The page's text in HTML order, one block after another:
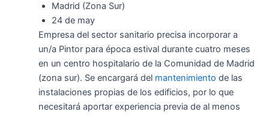
Madrid (Zona Sur)
24 de may
Empresa del sector sanitario precisa incorporar a
un/a Pintor para época estival durante cuatro meses
en un centro hospitalario de la Comunidad de Madrid
(zona sur). Se encargará del mantenimiento de las
instalaciones propias de los edificios, por lo que
necesitará aportar experiencia previa de al menos